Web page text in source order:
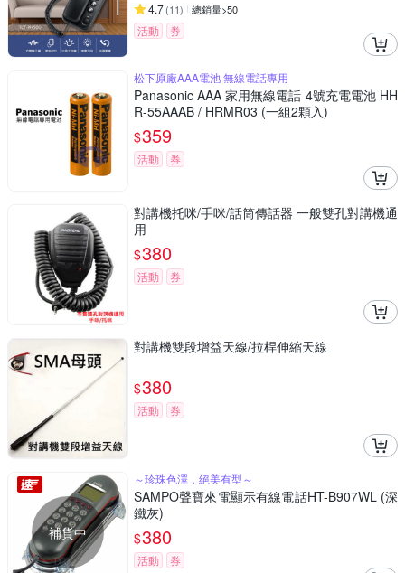
4.7(11) 總銷量>50
活動 券
松下原廠AAA電池 無線電話專用
Panasonic AAA 家用無線電話 4號充電電池 HH
R-55AAAB / HRMR03 (一組2顆入)
$359
活動 券
對講機托咪/手咪/話筒傳話器 一般雙孔對講機通
用
$380
活動 券
對講機雙段增益天線/拉桿伸縮天線
$380
活動 券
補貨中
～珍珠色澤．絕美有型～
SAMPO聲寶來電顯示有線電話HT-B907WL (深
鐵灰)
$380
活動 券